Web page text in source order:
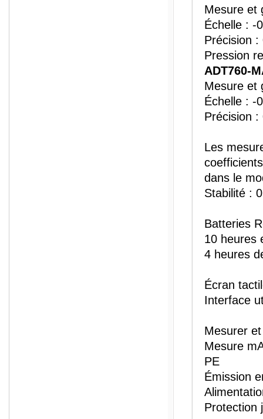
Mesure et
Échelle : -
Précision :
Pression
ADT760-
Mesure et
Échelle : -
Précision :
Les
dans le
Stabilité :
Batteries
10 heures
4 heures
Écran
Interface
Mesurer
Mesure
PE
Émission
Protection